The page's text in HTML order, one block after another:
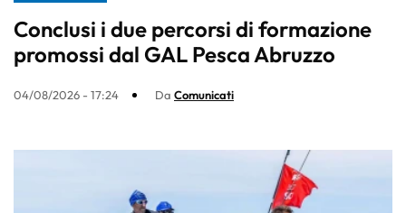
Conclusi i due percorsi di formazione
promossi dal GAL Pesca Abruzzo
04/08/2026 - 17:24 Da Comunicati